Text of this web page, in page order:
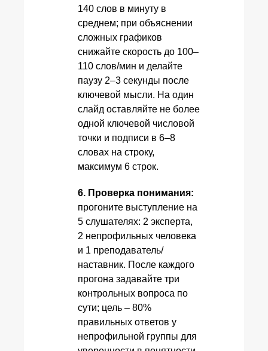
140 слов в минуту в
среднем; при объяснении
сложных графиков
снижайте скорость до 100–
110 слов/мин и делайте
паузу 2–3 секунды после
ключевой мысли. На один
слайд оставляйте не более
одной ключевой числовой
точки и подписи в 6–8
словах на строку,
максимум 6 строк.
6. Проверка понимания:
прогоните выступление на
5 слушателях: 2 эксперта,
2 непрофильных человека
и 1 преподаватель/
наставник. После каждого
прогона задавайте три
контрольных вопроса по
сути; цель – 80%
правильных ответов у
непрофильной группы для